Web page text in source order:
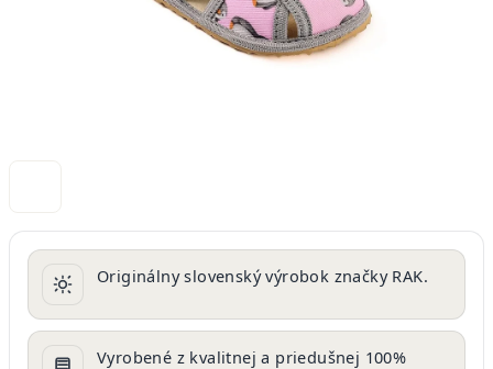
Originálny slovenský výrobok značky RAK.
Vyrobené z kvalitnej a priedušnej 100%